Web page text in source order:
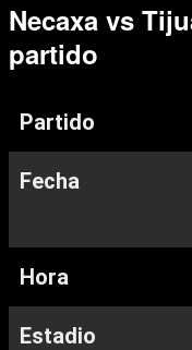
Necaxa vs
partido
Partido
Fecha
Hora
Estadio